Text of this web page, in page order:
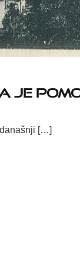
je
[…]